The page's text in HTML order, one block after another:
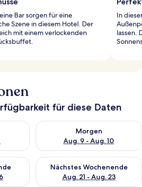
Bar sorgen für eine
Szene in diesem Hotel. Der
mit einem verlockenden
In
lassen.
für diese Daten
für heute Nacht, Aug. 8 - Aug. 9.
Morgen
Aug. 9 - Aug. 10
Überprüfe die Verfügbarkeit
für dieses Wochenende, Aug. 14
Nächstes Wochenende
Aug. 21 - Aug. 23
Überprüfe die Verfügbarkeit